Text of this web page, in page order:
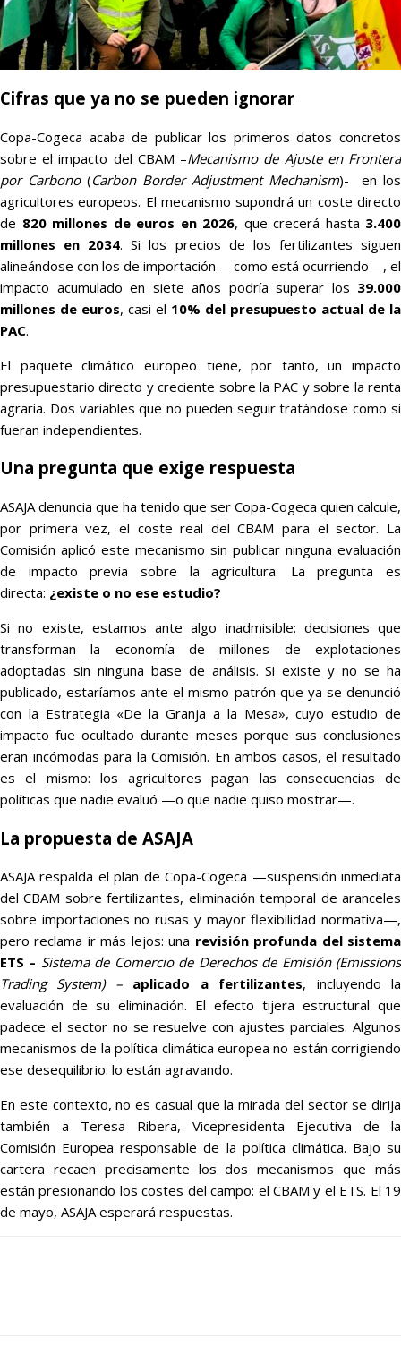
Cifras que ya no se pueden ignorar
Copa-Cogeca acaba de publicar los primeros datos concretos
sobre el impacto del CBAM –Mecanismo de Ajuste en Frontera
por Carbono(Carbon Border Adjustment Mechanism)- en los
agricultores europeos. El mecanismo supondrá un coste directo
de 820 millones de euros en 2026, que crecerá hasta 3.400
millones en 2034. Si los precios de los fertilizantes siguen
alineándose con los de importación —como está ocurriendo—, el
impacto acumulado en siete años podría superar los 39.000
millones de euros, casi el 10% del presupuesto actual de la
PAC.
El paquete climático europeo tiene, por tanto, un impacto
presupuestario directo y creciente sobre la PAC y sobre la renta
agraria. Dos variables que no pueden seguir tratándose como si
fueran independientes.
Una pregunta que exige respuesta
ASAJA denuncia que ha tenido que ser Copa-Cogeca quien calcule,
por primera vez, el coste real del CBAM para el sector. La
Comisión aplicó este mecanismo sin publicar ninguna evaluación
de impacto previa sobre la agricultura. La pregunta es
directa: ¿existe o no ese estudio?
Si no existe, estamos ante algo inadmisible: decisiones que
transforman la economía de millones de explotaciones
adoptadas sin ninguna base de análisis. Si existe y no se ha
publicado, estaríamos ante el mismo patrón que ya se denunció
con la Estrategia «De la Granja a la Mesa», cuyo estudio de
impacto fue ocultado durante meses porque sus conclusiones
eran incómodas para la Comisión. En ambos casos, el resultado
es el mismo: los agricultores pagan las consecuencias de
políticas que nadie evaluó —o que nadie quiso mostrar—.
La propuesta de ASAJA
ASAJA respalda el plan de Copa-Cogeca —suspensión inmediata
del CBAM sobre fertilizantes, eliminación temporal de aranceles
sobre importaciones no rusas y mayor flexibilidad normativa—,
pero reclama ir más lejos: una revisión profunda del sistema
ETS – Sistema de Comercio de Derechos de Emisión (Emissions
Trading System)–aplicado a fertilizantes, incluyendo la
evaluación de su eliminación. El efecto tijera estructural que
padece el sector no se resuelve con ajustes parciales. Algunos
mecanismos de la política climática europea no están corrigiendo
ese desequilibrio: lo están agravando.
En este contexto, no es casual que la mirada del sector se dirija
también a Teresa Ribera, Vicepresidenta Ejecutiva de la
Comisión Europea responsable de la política climática. Bajo su
cartera recaen precisamente los dos mecanismos que más
están presionando los costes del campo: el CBAM y el ETS. El 19
de mayo, ASAJA esperará respuestas.